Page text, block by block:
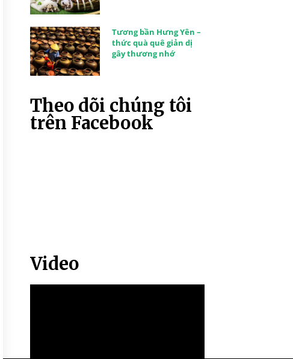
Tương bần Hưng Yên –
thức quà quê giản dị
gây thương nhớ
Theo dõi chúng tôi
trên Facebook
Video